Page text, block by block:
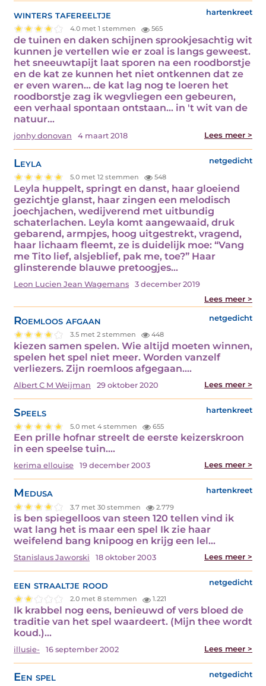
winters tafereeltje hartenkreet
4.0 met 1 stemmen 565
de tuinen en daken schijnen sprookjesachtig wit
kunnen je vertellen wie er zoal is langs geweest.
het sneeuwtapijt laat sporen na een roodborstje
en de kat ze kunnen het niet ontkennen dat ze
er even waren... de kat lag nog te loeren het
roodborstje zag ik wegvliegen een gebeuren,
een verhaal spontaan ontstaan... in 't wit van de
natuur…
jonhy donovan 4 maart 2018 Lees meer >
Leyla netgedicht
5.0 met 12 stemmen 548
Leyla huppelt, springt en danst, haar gloeiend
gezichtje glanst, haar zingen een melodisch
joechjachen, wedijverend met uitbundig
schaterlachen. Leyla komt aangewaaid, druk
gebarend, armpjes, hoog uitgestrekt, vragend,
haar lichaam fleemt, ze is duidelijk moe: “Vang
me Tito lief, alsjeblief, pak me, toe?” Haar
glinsterende blauwe pretoogjes…
Leon Lucien Jean Wagemans
3 december 2019
Lees meer >
Roemloos afgaan netgedicht
3.5 met 2 stemmen 448
kiezen samen spelen. Wie altijd moeten winnen,
spelen het spel niet meer. Worden vanzelf
verliezers. Zijn roemloos afgegaan.…
Albert C M Weijman 29 oktober 2020 Lees meer >
Speels hartenkreet
5.0 met 4 stemmen 655
Een prille hofnar streelt de eerste keizerskroon
in een speelse tuin.…
kerima ellouise 19 december 2003 Lees meer >
Medusa hartenkreet
3.7 met 30 stemmen 2.779
is ben spiegelloos van steen 120 tellen vind ik
wat lang het is maar een spel Ik zie haar
weifelend bang knipoog en krijg een lel…
Stanislaus Jaworski 18 oktober 2003 Lees meer >
een straaltje rood netgedicht
2.0 met 8 stemmen 1.221
Ik krabbel nog eens, benieuwd of vers bloed de
traditie van het spel waardeert. (Mijn thee wordt
koud.)…
illusie- 16 september 2002 Lees meer >
Een spel netgedicht